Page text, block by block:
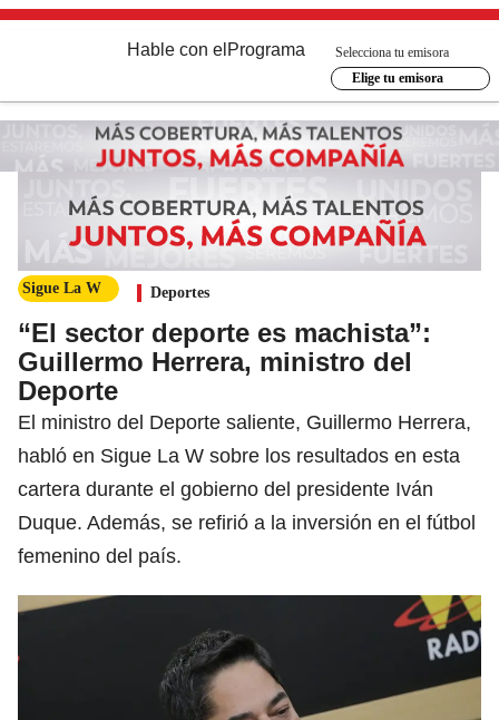
Hable con el Programa
Selecciona tu emisora
Elige tu emisora
Sigue La W Deportes
“El sector deporte es machista”:
Guillermo Herrera, ministro del
Deporte
El ministro del Deporte saliente, Guillermo Herrera,
habló en Sigue La W sobre los resultados en esta
cartera durante el gobierno del presidente Iván
Duque. Además, se refirió a la inversión en el fútbol
femenino del país.